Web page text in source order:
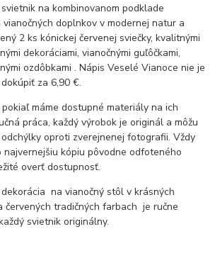
na kombinovanom podklade
doplnkov v modernej natur a
2 ks kónickej červenej sviečky, kvalitnými
dekoráciami, vianočnými guľôčkami,
ozdôbkami . Nápis Veselé Vianoce nie je
za 6,90 €.
máme dostupné materiály na ich
práca, každý výrobok je originál a môžu
oproti zverejnenej fotografii. Vždy
najvernejšiu kópiu pôvodne odfoteného
overť dostupnosť.
na vianočný stôl v krásných
červených tradičných farbach je ručne
svietnik originálny.